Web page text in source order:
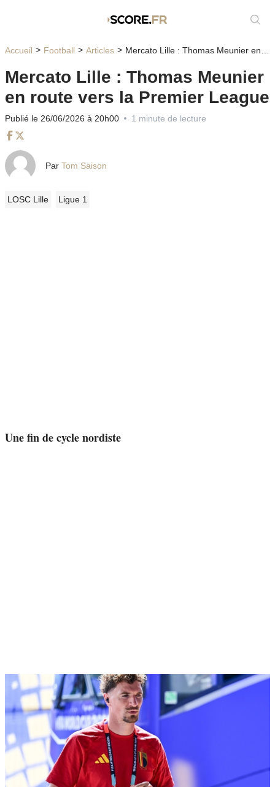
Accueil Football Articles Mercato Lille : Thomas Meunier en route vers la Premier League
Mercato Lille : Thomas Meunier
en route vers la Premier League
Publié le 26/06/2026 à 20h00 1 minute de lecture
Par Tom Saison
LOSC Lille Ligue 1
Une fin de cycle nordiste